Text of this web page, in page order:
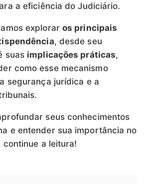
a eficiência do Judiciário.
explorar os principais
, desde seu
suas implicações práticas,
como esse mecanismo
segurança jurídica e a
seus conhecimentos
e entender sua importância no
continue a leitura!